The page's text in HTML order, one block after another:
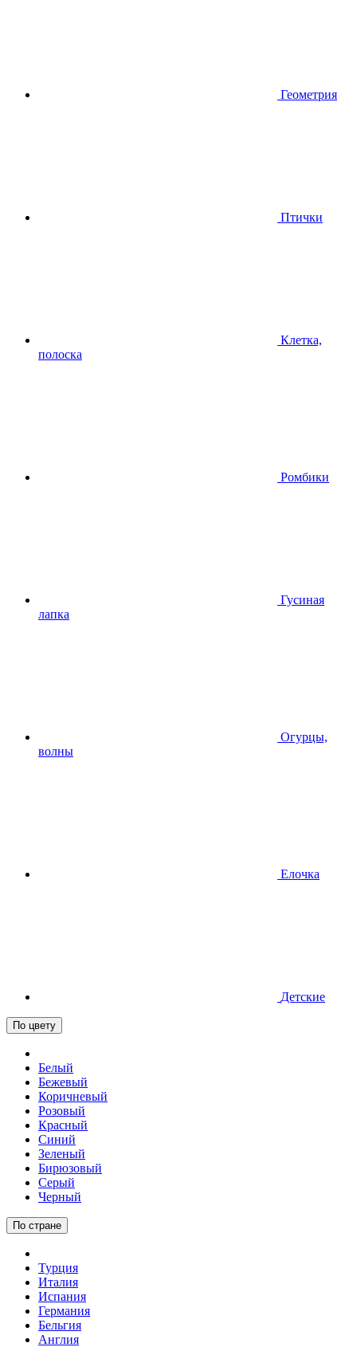
Геометрия
Птички
Клетка,
полоска
Ромбики
Гусиная
лапка
Огурцы,
волны
Елочка
Детские
По цвету
Белый
Бежевый
Коричневый
Розовый
Красный
Синий
Зеленый
Бирюзовый
Серый
Черный
По стране
Турция
Италия
Испания
Германия
Бельгия
Англия